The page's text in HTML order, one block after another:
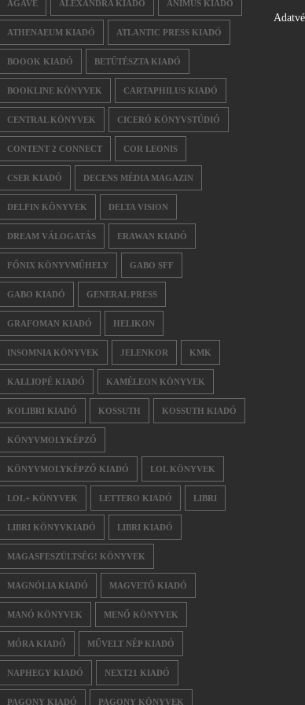
AGAVE ALEXANDRA KIADÓ ANIMUS KIADÓ
ATHENAEUM KIADÓ ATLANTIC PRESS KIADÓ
BOOOK KIADÓ BETŰTÉSZTA KIADÓ
BOOKLINE KÖNYVEK CARTAPHILUS KIADÓ
CENTRAL KÖNYVEK CICERÓ KÖNYVSTÚDIÓ
CONTENT 2 CONNECT COR LEONIS
CSER KIADÓ DECENS MÉDIA MAGAZIN
DELFIN KÖNYVEK DELTA VISION
DREAM VÁLOGATÁS ERAWAN KIADÓ
FŐNIX KÖNYVMŰHELY GABO SFF
GABO KIADÓ GENERAL PRESS
GRAFOMAN KIADÓ HELIKON
INSOMNIA KÖNYVEK JELENKOR KMK
KALLIOPÉ KIADÓ KAMÉLEON KÖNYVEK
KOLIBRI KIADÓ KOSSUTH KOSSUTH KIADÓ
KÖNYVMOLYKÉPZŐ
KÖNYVMOLYKÉPZŐ KIADÓ LOL KÖNYVEK
LOL+ KÖNYVEK LETTERO KIADÓ LIBRI
LIBRI KÖNYVKIADÓ LIBRI KIADÓ
MAGASFESZÜLTSÉG! KÖNYVEK
MAGNÓLIA KIADÓ MAGVETŐ KIADÓ
MANÓ KÖNYVEK MENŐ KÖNYVEK
MÓRA KIADÓ MŰVELT NÉP KIADÓ
NAPHEGY KIADÓ NEXT21 KIADÓ
PAGONY KIADÓ PAGONY KÖNYVEK